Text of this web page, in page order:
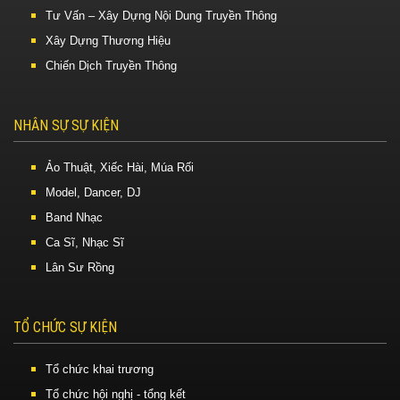
Tư Vấn – Xây Dựng Nội Dung Truyền Thông
Xây Dựng Thương Hiệu
Chiến Dịch Truyền Thông
NHÂN SỰ SỰ KIỆN
Ảo Thuật, Xiếc Hài, Múa Rối
Model, Dancer, DJ
Band Nhạc
Ca Sĩ, Nhạc Sĩ
Lân Sư Rồng
TỔ CHỨC SỰ KIỆN
Tổ chức khai trương
Tổ chức hội nghị - tổng kết